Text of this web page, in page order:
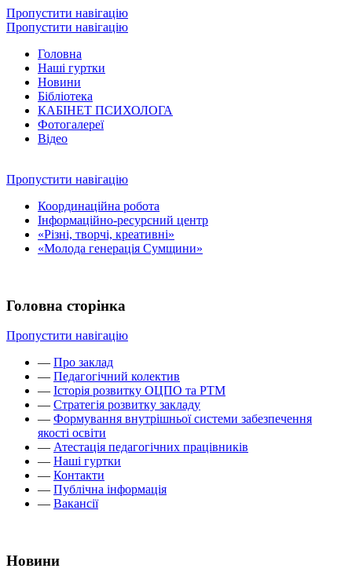
Пропустити навігацію
Пропустити навігацію
Головна
Наші гуртки
Новини
Бібліотека
КАБІНЕТ ПСИХОЛОГА
Фотогалереї
Відео
Пропустити навігацію
Координаційна робота
Інформаційно-ресурсний центр
«Різні, творчі, креативні»
«Молода генерація Сумщини»
Головна сторінка
Пропустити навігацію
— Про заклад
— Педагогічний колектив
— Історія розвитку ОЦПО та РТМ
— Стратегія розвитку закладу
— Формування внутрішньої системи забезпечення
якості освіти
— Атестація педагогічних працівників
— Наші гуртки
— Контакти
— Публічна інформація
— Вакансії
Новини